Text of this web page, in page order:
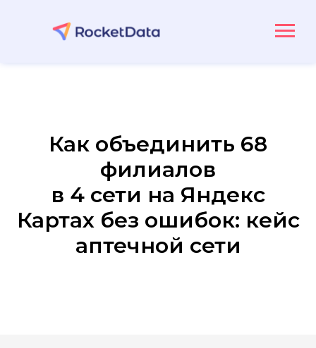
Как объединить 68
филиалов
в 4 сети на Яндекс
Картах без ошибок: кейс
аптечной сети